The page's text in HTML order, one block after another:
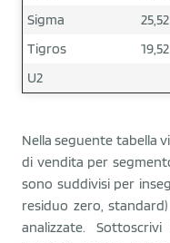
Sigma
25,52
Tigros
19,52
U2
Nella seguente tabella
di vendita per
sono suddivisi per
residuo zero,
analizzate.